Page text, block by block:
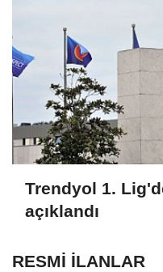
Trendyol 1.
açıklandı
RESMİ İLANLAR